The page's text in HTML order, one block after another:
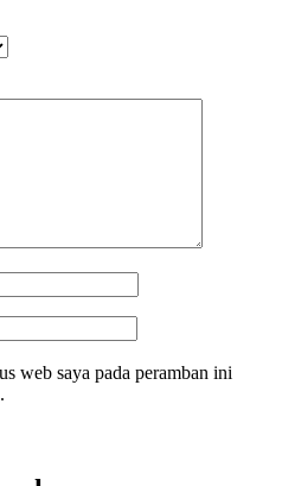
web saya pada peramban ini